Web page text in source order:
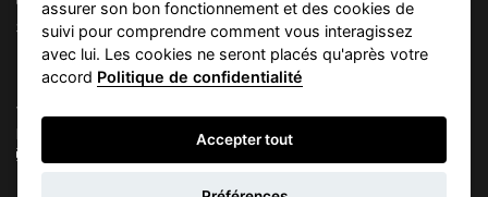
Suivez nous sur
Vacation Key Corp. 2905 Point East Drive #L-215. Aventura.
FLORIDA 33160.
assurer son bon fonctionnement et des cookies de
suivi pour comprendre comment vous interagissez
avec lui. Les cookies ne seront placés qu'après votre
accord Politique de confidentialité
Accepter tout